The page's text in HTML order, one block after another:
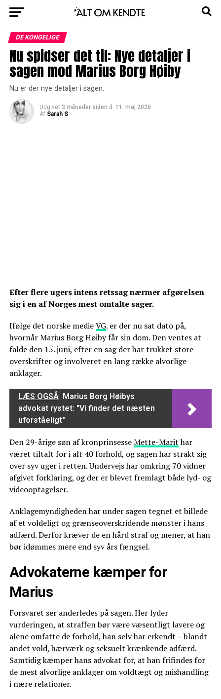
DE KONGELIGE
Nu spidser det til: Nye detaljer i
sagen mod Marius Borg Høiby
Nu er der nye detaljer i sagen.
Udgivet 3 måneder siden d. 11. maj 2026
Af Sarah S
Efter flere ugers intens retssag nærmer afgørelsen
sig i en af Norges mest omtalte sager.
Ifølge det norske medieVG. er der nu sat dato på,
hvornår Marius Borg Høiby får sin dom. Den ventes at
falde den 15. juni, efter en sag der har trukket store
overskrifter og involveret en lang række alvorlige
anklager.
LÆS OGSÅ Marius Borg Høibys
advokat rystet: "Vi finder det næsten
uforståeligt"
Den 29-årige søn af kronprinsesseMette-Marithar
været tiltalt for i alt 40 forhold, og sagen har strakt sig
over syv uger i retten. Undervejs har omkring 70 vidner
afgivet forklaring, og der er blevet fremlagt både lyd- og
videooptagelser.
Anklagemyndigheden har under sagen tegnet et billede
af et voldeligt og grænseoverskridende mønster i hans
adfærd. Derfor kræver de en hård straf og mener, at han
bør idømmes mere end syv års fængsel.
Advokaterne kæmper for
Marius
Forsvaret ser anderledes på sagen. Her lyder
vurderingen, at straffen bør være væsentligt lavere og
alene omfatte de forhold, han selv har erkendt – blandt
andet vold, hærværk og seksuelt krænkende adfærd.
Samtidig kæmper hans advokat for, at han frifindes for
de mest alvorlige anklager om voldtægt og mishandling
i nære relationer.